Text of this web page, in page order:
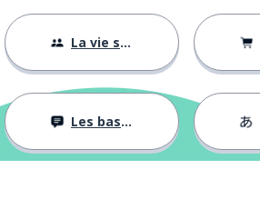
La vie sociale
Les bases